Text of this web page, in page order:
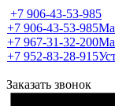
+7 906-43-53-985
+7 906-43-53-985
+7 967-31-32-200
+7 952-83-28-915
Заказать звонок